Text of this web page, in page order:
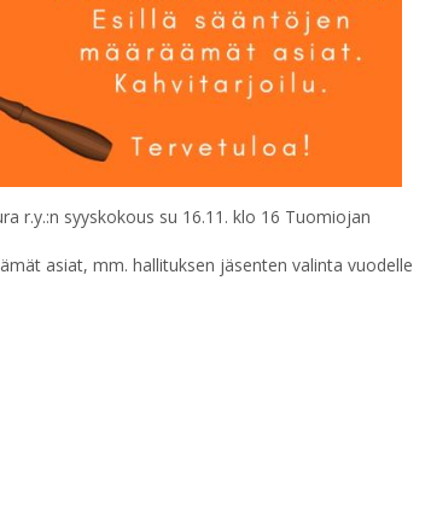
r.y.:n syyskokous su 16.11. klo 16 Tuomiojan
asiat, mm. hallituksen jäsenten valinta vuodelle